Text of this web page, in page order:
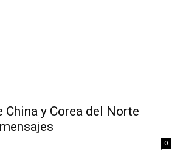
China y Corea del Norte
0